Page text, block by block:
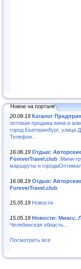
Новое на портале
20.09.19 Каталог
оптовая продажа вина и
город Екатеринбург, улица
Телефон:..
16.06.19 Отдых:
ForeverTravel.club .Мини-
маршруты и
16.06.19 Отдых:
ForeverTravel.club
15.05.19 Новости
15.05.19 Новости: Миасс.
Челябинская область...
Посмотреть все